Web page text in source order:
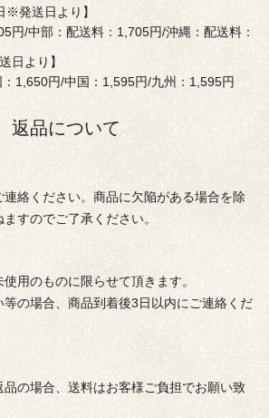
※発送日より】
円/中部：配送料：1,705円/沖縄：配送料：
日より】
：1,650円/中国：1,595円/九州：1,595円
返品について
絡ください。商品に欠陥がある場合を除
すのでご了承ください。
用のものに限らせて頂きます。
の場合、商品到着後3日以内にご連絡くだ
の場合、送料はお客様ご負担でお願い致